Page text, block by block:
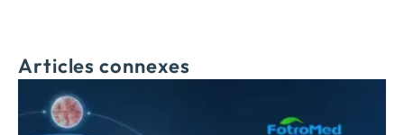
Articles connexes